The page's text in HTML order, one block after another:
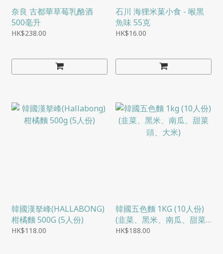
奈良 古都華草莓乳酪酒
500毫升
HK$238.00
石川 海狸米菓小食 - 喉黑
魚味 55克
HK$16.00
韓國漢拏峰(HALLABONG)
柑橘麵 500G (5人份)
HK$118.00
韓國五色麵 1KG (10人份)
(韭菜、黑米、南瓜、甜菜
頭、大米)
HK$188.00